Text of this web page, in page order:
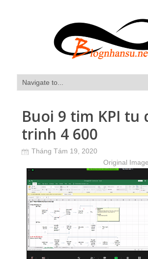
Buoi 9 tim KPI tu
trinh 4 600
Tháng Tám 19, 2020
Original